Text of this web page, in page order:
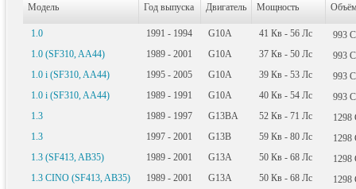
Модель Год выпуска Двигатель Мощность
1.0 1991 - 1994 G10A 41 Кв - 56 Лс 993
1.0 (SF310, AA44)
1989 - 2001 G10A 37 Кв - 50 Лс 993
1.0 i (SF310, AA44)
1995 - 2005 G10A 39 Кв - 53 Лс 993
1.0 i (SF310, AA44)
1989 - 1991 G10A 40 Кв - 54 Лс 993
1.3
1989 - 1997 G13BA 52 Кв - 71 Лс 1298
1.3
1997 - 2001 G13B 59 Кв - 80 Лс 1298
1.3 (SF413, AB35)
1989 - 2001 G13A 50 Кв - 68 Лс 1298
1.3 CINO (SF413, AB35)
1989 - 2001 G13A 50 Кв - 68 Лс 1298